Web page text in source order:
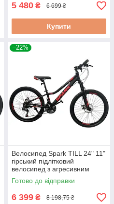
5 480 ₴ 6 699 ₴
Купити
–22%
Велосипед Spark TILL 24" 11"
гірський підлітковий
велосипед з агресивним
дизайном великий
спортивний велосипед
Готово до відправки
6 399 ₴ 8 198,75 ₴